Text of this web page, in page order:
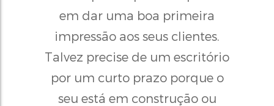
em dar uma boa primeira
impressão aos seus clientes.
Talvez precise de um escritório
por um curto prazo porque o
seu está em construção ou